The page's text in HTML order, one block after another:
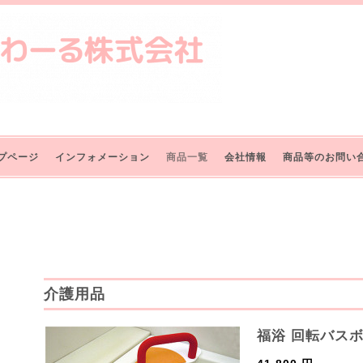
ページ インフォメーション 商品一覧 会社情報 商品等のお問い
介護用品
福浴 回転バス